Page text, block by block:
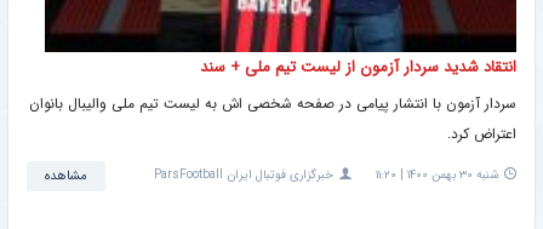
انتقاد شدید سردار آزمون از لیست تیم ملی + سند
سردار آزمون با انتشار پیامی در صفحه شخصی اش به لیست تیم ملی والیبال بانوان
اعتراض کرد.
شنبه ۳۰ بهمن ۱۴۰۰ | ۱۱:۲۰ خبرگزاری فوتبال ایران ParsFootball مشاهده